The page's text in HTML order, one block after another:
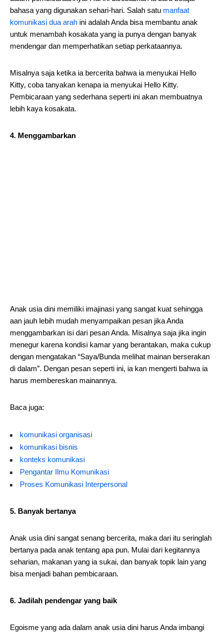
bahasa yang digunakan sehari-hari. Salah satu manfaat
komunikasi dua arah ini adalah Anda bisa membantu anak
untuk menambah kosakata yang ia punya dengan banyak
mendengar dan memperhatikan setiap perkataannya.
Misalnya saja ketika ia bercerita bahwa ia menyukai Hello
Kitty, coba tanyakan kenapa ia menyukai Hello Kitty.
Pembicaraan yang sederhana seperti ini akan membuatnya
lebih kaya kosakata.
4. Menggambarkan
Anak usia dini memiliki imajinasi yang sangat kuat sehingga
aan jauh lebih mudah menyampaikan pesan jika Anda
menggambarkan isi dari pesan Anda. Misalnya saja jika ingin
menegur karena kondisi kamar yang berantakan, maka cukup
dengan mengatakan “Saya/Bunda melihat mainan berserakan
di dalam”. Dengan pesan seperti ini, ia kan mengerti bahwa ia
harus membereskan mainannya.
Baca juga:
komunikasi organisasi
komunikasi bisnis
konteks komunikasi
Pengantar Ilmu Komunikasi
Proses Komunikasi Interpersonal
5. Banyak bertanya
Anak usia dini sangat senang bercerita, maka dari itu seringlah
bertanya pada anak tentang apa pun. Mulai dari kegitannya
seharian, makanan yang ia sukai, dan banyak topik lain yang
bisa menjadi bahan pembicaraan.
6. Jadilah pendengar yang baik
Egoisme yang ada dalam anak usia dini harus Anda imbangi